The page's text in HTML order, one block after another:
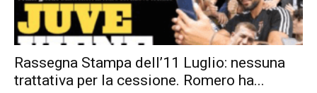
Rassegna Stampa dell’11 Luglio: nessuna
trattativa per la cessione. Romero ha...